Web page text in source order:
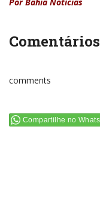
Comentários
comments
Compartilhe no